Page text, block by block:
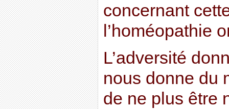
concernant
l’homéopathie
L’adversité
nous donne du
de ne plus être